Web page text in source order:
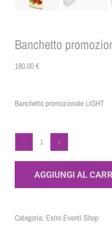
Banchetto
180,00€
Banchetto promozionale LIGHT
Banchetto
promozionale
LIGHT
AGGIUNGI AL
Categoria: Estro Eventi Shop